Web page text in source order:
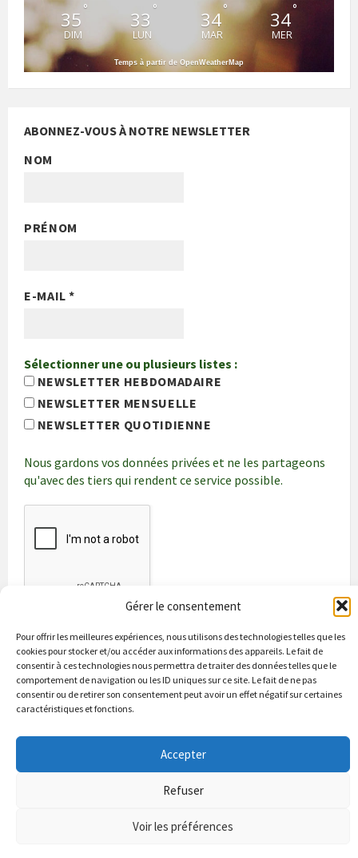
Gérer le consentement
Pour offrir les meilleures expériences, nous utilisons des technologies telles que les
cookies pour stocker et/ou accéder aux informations des appareils. Le fait de
consentir à ces technologies nous permettra de traiter des données telles que le
comportement de navigation ou les ID uniques sur ce site. Le fait de ne pas
consentir ou de retirer son consentement peut avoir un effet négatif sur certaines
caractéristiques et fonctions.
Accepter
Refuser
Voir les préférences
35 °
DIM
33 °
LUN
34°
MAR
34°
MER
Temps à partir de OpenWeatherMap
ABONNEZ-VOUS À NOTRE NEWSLETTER
NOM
PRÉNOM
E-MAIL*
Sélectionner une ou plusieurs listes :
NEWSLETTER HEBDOMADAIRE
NEWSLETTER MENSUELLE
NEWSLETTER QUOTIDIENNE
Nous gardons vos données privées et ne les partageons
qu'avec des tiers qui rendent ce service possible.
Bienvenue à Puycapel La municipalité
Actualités
Les bonnes adresses
Contacts & renseignements
Conformité à la loi RGPD
Puycapel.fr utilise des cookies pour améliorer les performance et
votre usage du site web. nous présumons de votre accord pour